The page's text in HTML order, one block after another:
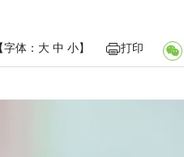
【字体： 大 中 小】 打印